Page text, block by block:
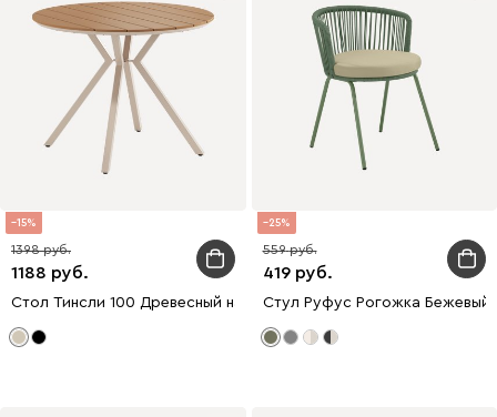
15
1188
1398
Стол Тинсли 100 Древесный натуральный
25
419
559
Стул Руфус Рогожка